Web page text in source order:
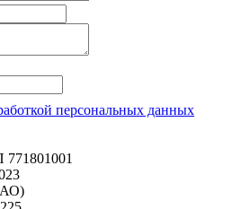
персональных данных